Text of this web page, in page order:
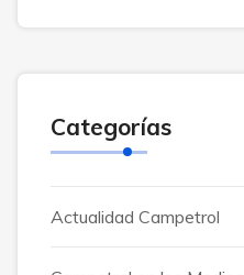
Categorías
Actualidad Campetrol